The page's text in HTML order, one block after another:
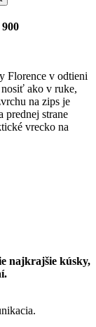
900
Florence v odtieni
ako v ruke,
na zips je
prednej strane
vrecko na
najkrajšie kúsky,